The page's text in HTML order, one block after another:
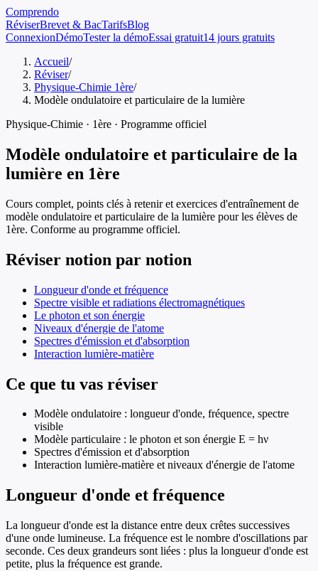
Comprendo
RéviserBrevet & BacTarifsBlog
ConnexionDémoTester la démoEssai gratuit14 jours gratuits
Accueil/
Réviser/
Physique-Chimie 1ère/
Modèle ondulatoire et particulaire de la lumière
Physique-Chimie · 1ère · Programme officiel
Modèle ondulatoire et particulaire de la
lumière en 1ère
Cours complet, points clés à retenir et exercices d'entraînement de
modèle ondulatoire et particulaire de la lumière pour les élèves de
1ère. Conforme au programme officiel.
Réviser notion par notion
Longueur d'onde et fréquence
Spectre visible et radiations électromagnétiques
Le photon et son énergie
Niveaux d'énergie de l'atome
Spectres d'émission et d'absorption
Interaction lumière-matière
Ce que tu vas réviser
Modèle ondulatoire : longueur d'onde, fréquence, spectre
visible
Modèle particulaire : le photon et son énergie E = hν
Spectres d'émission et d'absorption
Interaction lumière-matière et niveaux d'énergie de l'atome
Longueur d'onde et fréquence
La longueur d'onde est la distance entre deux crêtes successives
d'une onde lumineuse. La fréquence est le nombre d'oscillations par
seconde. Ces deux grandeurs sont liées : plus la longueur d'onde est
petite, plus la fréquence est grande.